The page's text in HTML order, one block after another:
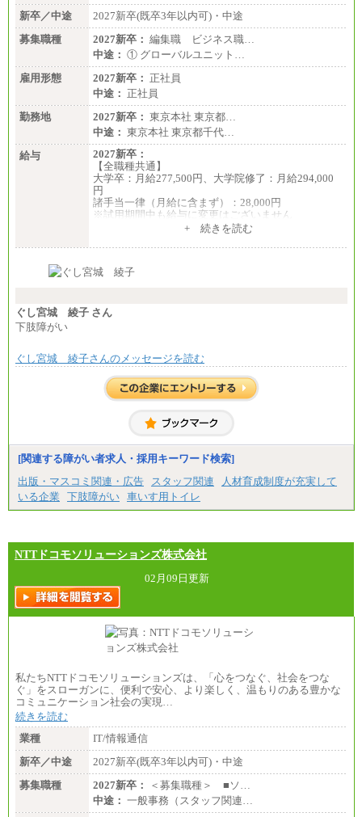
新卒／中途
2027新卒(既卒3年以内可)・中途
募集職種
2027新卒： 編集職 ビジネス職…
中途： ① グローバルユニット…
雇用形態
2027新卒： 正社員
中途： 正社員
勤務地
2027新卒： 東京本社 東京都…
中途： 東京本社 東京都千代…
給与
2027新卒：
【全職種共通】
大学卒：月給277,500円、大学院修了：月給294,000
円
諸手当一律（月給に含まず）：28,000円
※試用期間中も給与に変更はございません
月給370,000円～
ます。
の各種手当を含む金額です）
+ 続きを読む
ぐし宮城 綾子 さん
下肢障がい
ぐし宮城 綾子さんのメッセージを読む
[関連する障がい者求人・採用キーワード検索]
出版・マスコミ関連・広告
スタッフ関連
人材育成制度が充実して
いる企業
下肢障がい 車いす用トイレ
NTTドコモソリューションズ株式会社
02月09日更新
私たちNTTドコモソリューションズは、「心をつなぐ、社会をつな
ぐ」をスローガンに、便利で安心、より楽しく、温もりのある豊かな
コミュニケーション社会の実現…
続きを読む
業種
IT/情報通信
新卒／中途
2027新卒(既卒3年以内可)・中途
募集職種
2027新卒：
＜募集職種＞ ■ソ…
中途： 一般事務（スタッフ関連…